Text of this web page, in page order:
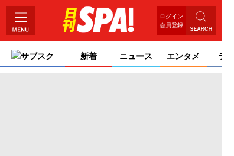
ログイン
会員登録
サブスク 新着 ニュース エンタメ ライ